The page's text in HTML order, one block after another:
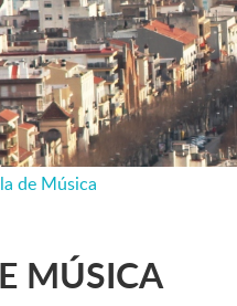
de Música
MÚSICA